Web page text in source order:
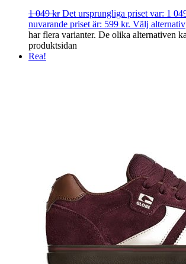
1 049kr Det ursprungliga priset var: 1
nuvarande priset är: 599 kr. Välj alternativ
har flera varianter. De olika alternativen
produktsidan
Rea!